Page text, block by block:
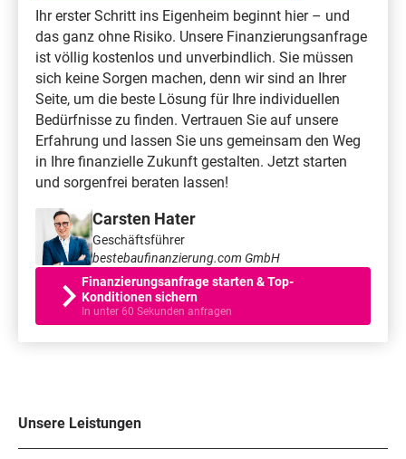
Ihr erster Schritt ins Eigenheim beginnt hier – und
das ganz ohne Risiko. Unsere Finanzierungsanfrage
ist völlig kostenlos und unverbindlich. Sie müssen
sich keine Sorgen machen, denn wir sind an Ihrer
Seite, um die beste Lösung für Ihre individuellen
Bedürfnisse zu finden. Vertrauen Sie auf unsere
Erfahrung und lassen Sie uns gemeinsam den Weg
in Ihre finanzielle Zukunft gestalten. Jetzt starten
und sorgenfrei beraten lassen!
Carsten Hater
Geschäftsführer
bestebaufinanzierung.com GmbH
Finanzierungsanfrage starten & Top-
Konditionen sichern
In unter 60 Sekunden anfragen
Unsere Leistungen